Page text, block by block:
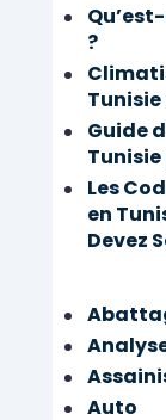
?
Guide
Tunisie
Les
en
Devez
Auto